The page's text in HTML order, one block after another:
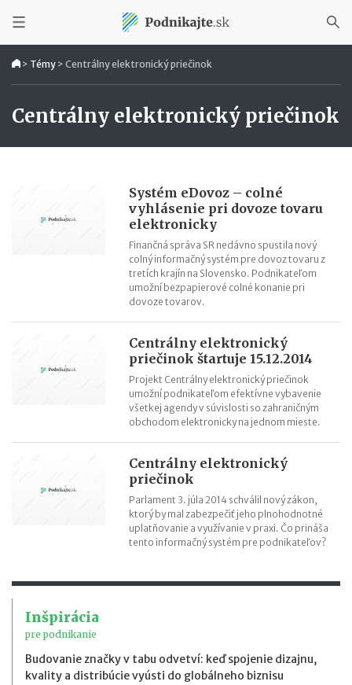
> Témy > Centrálny elektronický priečinok
Centrálny elektronický priečinok
Systém eDovoz – colné
vyhlásenie pri dovoze tovaru
elektronicky
Finančná správa SR nedávno spustila nový
colný informačný systém pre dovoz tovaru z
tretích krajín na Slovensko. Podnikateľom
umožní bezpapierové colné konanie pri
dovoze tovarov.
Centrálny elektronický
priečinok štartuje 15.12.2014
Projekt Centrálny elektronický priečinok
umožní podnikateľom efektívne vybavenie
všetkej agendy v súvislosti so zahraničným
obchodom elektronicky na jednom mieste.
Centrálny elektronický
priečinok
Parlament 3. júla 2014 schválil nový zákon,
ktorý by mal zabezpečiť jeho plnohodnotné
uplatňovanie a využívanie v praxi. Čo prináša
tento informačný systém pre podnikateľov?
Inšpirácia
pre podnikanie
Budovanie značky v tabu odvetví: keď spojenie dizajnu,
kvality a distribúcie vyústi do globálneho biznisu